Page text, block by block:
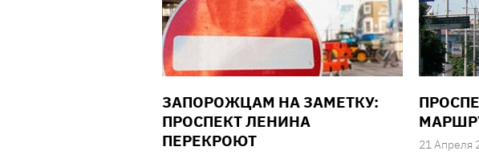
ЗАПОРОЖЦАМ НА ЗАМЕТКУ:
ПРОСПЕКТ ЛЕНИНА
ПЕРЕКРОЮТ
21 Апреля